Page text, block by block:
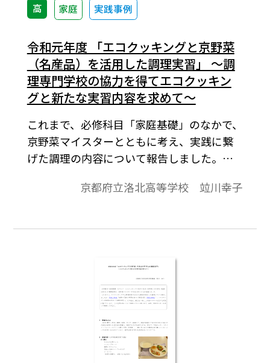
高 家庭 実践事例
令和元年度 「エコクッキングと京野菜
（名産品）を活用した調理実習」 ～調
理専門学校の協力を得てエコクッキン
グと新たな実習内容を求めて～
これまで、必修科目「家庭基礎」のなかで、
京野菜マイスターとともに考え、実践に繋
げた調理の内容について報告しました。
月/2019年2月）今年度は、辻学園 調理製菓
師に、エコクッキングと京野菜や京の名産
ーも含めた試食に繋げた実習内容について
京都府立洛北高等学校 竝川幸子